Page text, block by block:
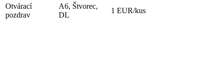
Otvárací
pozdrav
A6, Štvorec,
DL
1 EUR/kus